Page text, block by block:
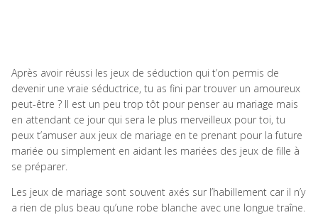
Après avoir réussi les jeux de séduction qui t’on permis de
devenir une vraie séductrice, tu as fini par trouver un amoureux
peut-être ? Il est un peu trop tôt pour penser au mariage mais
en attendant ce jour qui sera le plus merveilleux pour toi, tu
peux t’amuser aux jeux de mariage en te prenant pour la future
mariée ou simplement en aidant les mariées des jeux de fille à
se préparer.
Les jeux de mariage sont souvent axés sur l’habillement car il n’y
a rien de plus beau qu’une robe blanche avec une longue traîne.